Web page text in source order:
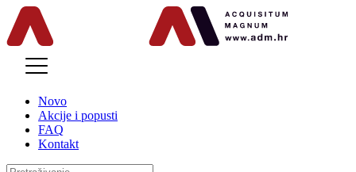
Novo
Akcije i popusti
FAQ
Kontakt